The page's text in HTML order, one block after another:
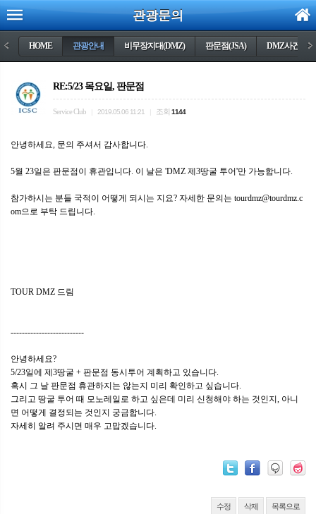
관광문의
< HOME 관광안내 비무장지대(DMZ) 판문점(JSA) DMZ사건들 >
RE:5/23 목요일, 판문점
Service Club 2019.05.06 11:21 조회 1144
안녕하세요, 문의 주셔서 감사합니다.
5월 23일은 판문점이 휴관입니다. 이 날은 'DMZ 제3땅굴 투어'만 가능합니다.
참가하시는 분들 국적이 어떻게 되시는 지요? 자세한 문의는 tourdmz@tourdmz.c
om으로 부탁 드립니다.
TOUR DMZ 드림
--------------------------
안녕하세요?
5/23일에 제3땅굴 + 판문점 동시투어 계획하고 있습니다.
혹시 그 날 판문점 휴관하지는 않는지 미리 확인하고 싶습니다.
그리고 땅굴 투어 때 모노레일로 하고 싶은데 미리 신청해야 하는 것인지, 아니
면 어떻게 결정되는 것인지 궁금합니다.
자세히 알려 주시면 매우 고맙겠습니다.
수정 삭제 목록으로